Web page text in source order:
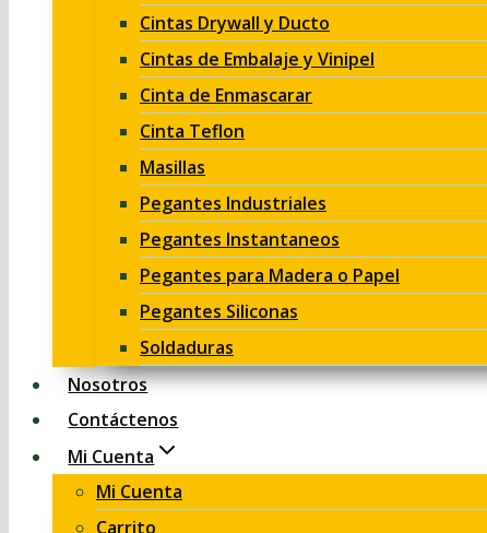
Cintas Drywall y Ducto
Cintas de Embalaje y Vinipel
Cinta de Enmascarar
Cinta Teflon
Masillas
Pegantes Industriales
Pegantes Instantaneos
Pegantes para Madera o Papel
Pegantes Siliconas
Soldaduras
Nosotros
Contáctenos
Mi Cuenta
Mi Cuenta
Carrito